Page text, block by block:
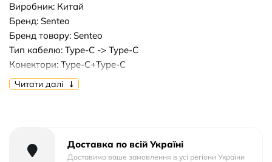
Виробник: Китай
Бренд: Senteo
Бренд товару: Senteo
Тип кабелю: Type-C -> Type-C
Конектори: Type-C+Type-C
Потужність, вт: 100w
Довжина кабелю, м: 1m
Читати далі
Доставка по всій Україні
Доставимо ваше замовлення в усі регіони України